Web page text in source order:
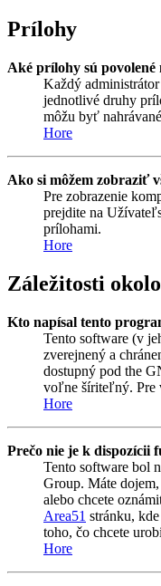
Prílohy
Aké prílohy sú povolené
Každý
jednotlivé druhy
môžu byť
Hore
Ako si môžem zobraziť
Pre zobrazenie
prejdite na
prílohami.
Hore
Záležitosti
Kto napísal tento
Tento software (v
zverejnený a
dostupný pod the
voľne šíriteľný. Pre
Hore
Prečo nie je k dispozícii
Tento software bol
Group. Máte
alebo chcete
Area51 stránku,
toho, čo chcete
Hore